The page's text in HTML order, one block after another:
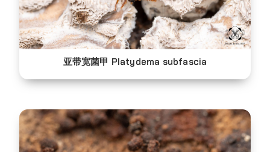
亚带宽菌甲 Platydema subfascia